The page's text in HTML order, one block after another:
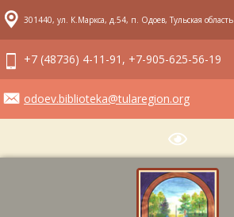
301440, ул. К.Маркса, д.54, п. Одоев, Тульская область
+7 (48736) 4-11-91, +7-905-625-56-19
odoev.biblioteka@tularegion.org